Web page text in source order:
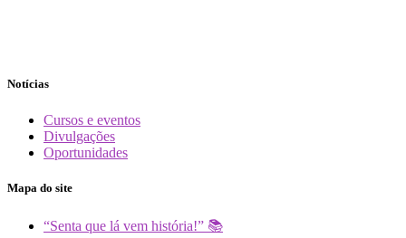
Notícias
Cursos e eventos
Divulgações
Oportunidades
Mapa do site
“Senta que lá vem história!” 📚